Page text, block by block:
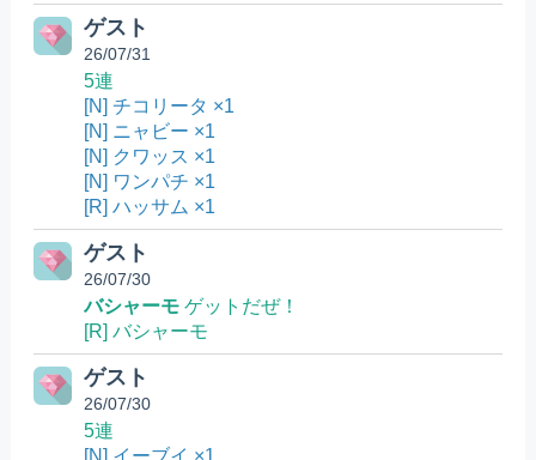
ゲスト
26/07/31
5連
[N] チコリータ ×1
[N] ニャビー ×1
[N] クワッス ×1
[N] ワンパチ ×1
[R] ハッサム ×1
ゲスト
26/07/30
バシャーモゲットだぜ！
[R] バシャーモ
ゲスト
26/07/30
5連
[N] イーブイ ×1